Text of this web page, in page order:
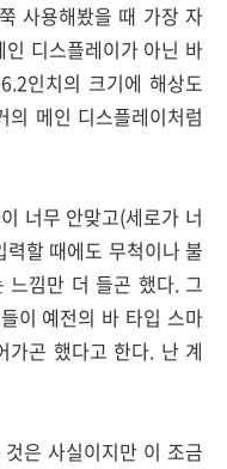
사용해봤을 때 가장 자
디스플레이가 아닌 바
인치의 크기에 해상도
메인 디스플레이처럼
너무 안맞고(세로가 너
할 때에도 무척이나 불
느낌만 더 들곤 했다. 그
이 예전의 바 타입 스마
가곤 했다고 한다. 난 계
은 사실이지만 이 조금